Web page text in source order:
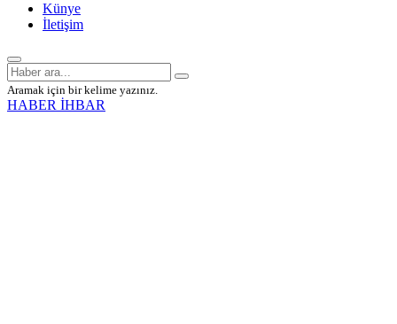
Künye
İletişim
Aramak için bir kelime yazınız.
HABER İHBAR